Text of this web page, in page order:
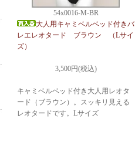
54x0016-M-BR
大人用キャミベルベッド付きバ
レエレオタード ブラウン （Lサイ
ズ）
3,500円(税込)
キャミベルベッド付き大人用レオタ
ード（ブラウン）。スッキリ見える
レオタードです。Lサイズ